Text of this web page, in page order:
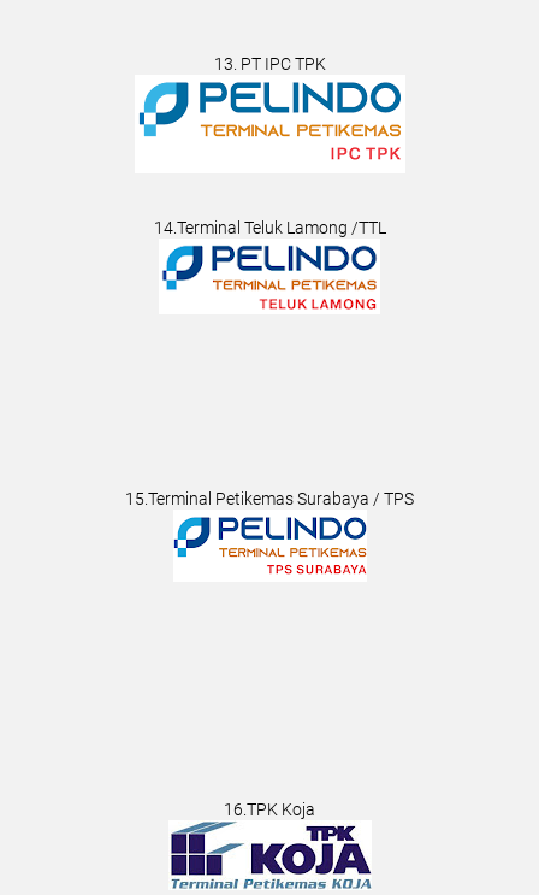
13. PT IPC TPK
14.Terminal Teluk Lamong /TTL
15.Terminal Petikemas Surabaya / TPS
16.TPK Koja